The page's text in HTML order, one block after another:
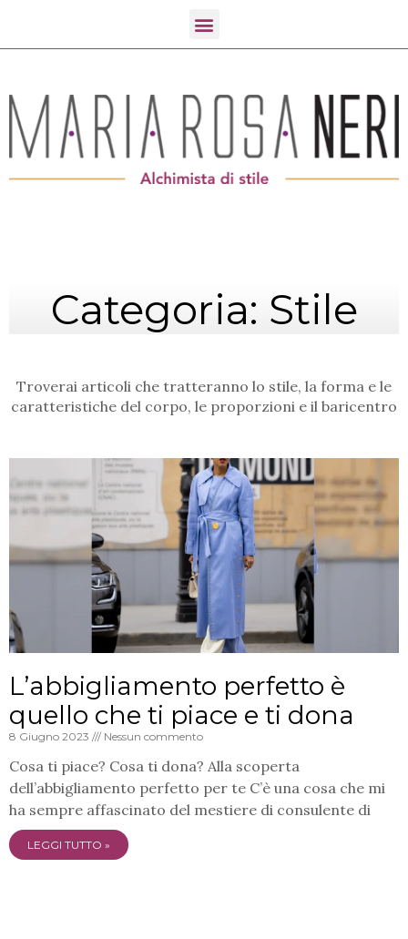
Categoria: Stile
Troverai articoli che tratteranno lo stile, la forma e le
caratteristiche del corpo, le proporzioni e il baricentro
L’abbigliamento perfetto è
quello che ti piace e ti dona
8 Giugno 2023 Nessun commento
Cosa ti piace? Cosa ti dona? Alla scoperta
dell’abbigliamento perfetto per te C’è una cosa che mi
ha sempre affascinato del mestiere di consulente di
LEGGI TUTTO »